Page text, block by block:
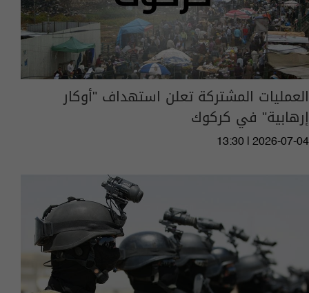
العمليات المشتركة تعلن استهداف "أوكار
إرهابية" في كركوك
13:30 | 2026-07-04